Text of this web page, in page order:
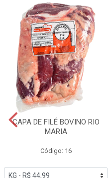
CAPA DE FILÉ BOVINO RIO
MARIA
Código: 16